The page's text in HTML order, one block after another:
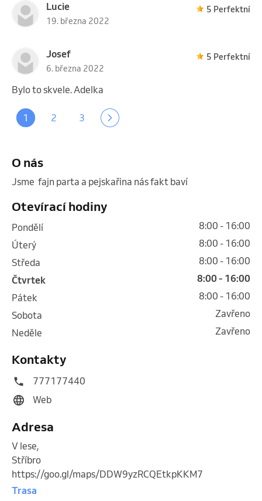
Lucie
19. března 2022
5 Perfektní
Josef
6. března 2022
5 Perfektní
Bylo to skvele. Adelka
1 2 3
O nás
Jsme  fajn parta a pejskařina nás fakt baví
Otevírací hodiny
pondělí
8:00 - 16:00
úterý
8:00 - 16:00
středa
8:00 - 16:00
čtvrtek
8:00 - 16:00
pátek
8:00 - 16:00
sobota
Zavřeno
neděle
Zavřeno
Kontakty
777177440
Web
Adresa
V lese,
Stříbro
https://goo.gl/maps/DDW9yzRCQEtkpKKM7
Trasa